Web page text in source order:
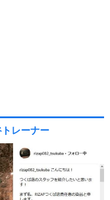
レーナー